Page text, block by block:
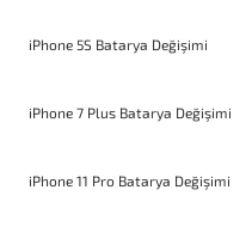
iPhone 5S Batarya Değişimi
iPhone 7 Plus Batarya Değişimi
iPhone 11 Pro Batarya Değişimi